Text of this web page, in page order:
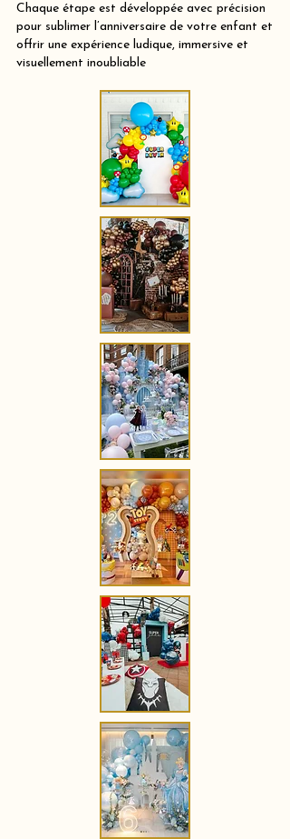
Chaque étape est développée avec précision
pour sublimer l’anniversaire de votre enfant et
offrir une expérience ludique, immersive et
visuellement inoubliable